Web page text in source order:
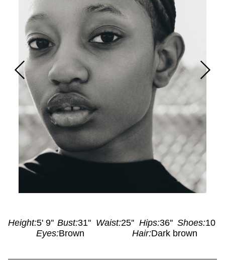
Height:5' 9'' Bust:31'' Waist:25'' Hips:36'' Shoes:10
Eyes:Brown Hair:Dark brown